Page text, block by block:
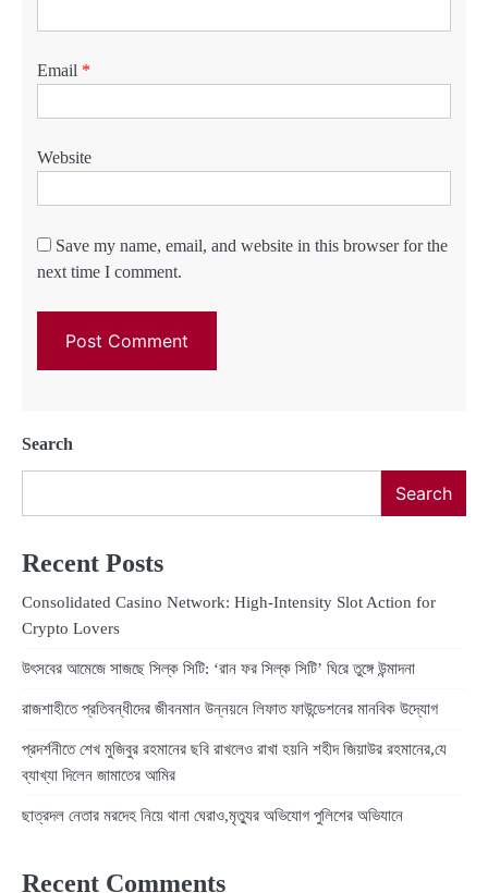
Email *
Website
Save my name, email, and website in this browser for the
next time I comment.
Search
Search
Recent Posts
Consolidated Casino Network: High‑Intensity Slot Action for
Crypto Lovers
উৎসবের আমেজে সাজছে সিল্ক সিটি: ‘রান ফর সিল্ক সিটি’ ঘিরে তুঙ্গে উন্মাদনা
রাজশাহীতে প্রতিবন্ধীদের জীবনমান উন্নয়নে লিফাত ফাউন্ডেশনের মানবিক উদ্যোগ
প্রদর্শনীতে শেখ মুজিবুর রহমানের ছবি রাখলেও রাখা হয়নি শহীদ জিয়াউর রহমানের,যে
ব্যাখ্যা দিলেন জামাতের আমির
ছাত্রদল নেতার মরদেহ নিয়ে থানা ঘেরাও,মৃত্যুর অভিযোগ পুলিশের অভিযানে
Recent Comments